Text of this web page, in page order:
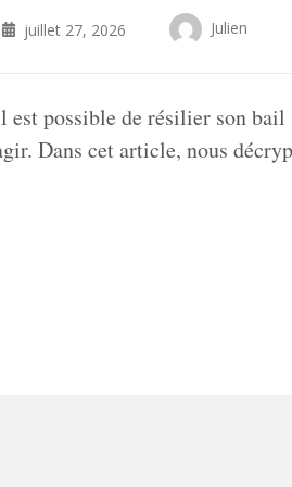
juillet 27, 2026 Julien
est possible de résilier son
Dans cet article, nous